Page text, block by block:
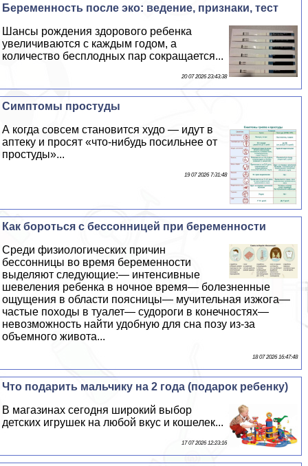
Беременность после эко: ведение, признаки, тест
Шансы рождения здорового ребенка
увеличиваются с каждым годом, а
количество бесплодных пар сокращается...
20 07 2026 23:43:38
Симптомы простуды
А когда совсем становится худо — идут в
аптеку и просят «что-нибудь посильнее от
простуды»...
19 07 2026 7:31:48
Как бороться с бессонницей при беременности
Среди физиологических причин
бессонницы во время беременности
выделяют следующие:— интенсивные
шевеления ребенка в ночное время— болезненные
ощущения в области поясницы— мучительная изжога—
частые походы в туалет— судороги в конечностях—
невозможность найти удобную для сна позу из-за
объемного живота...
18 07 2026 16:47:48
Что подарить мальчику на 2 года (подарок ребенку)
В магазинах сегодня широкий выбор
детских игрушек на любой вкус и кошелек...
17 07 2026 12:23:16